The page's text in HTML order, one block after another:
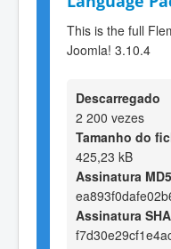
This is the full
Joomla! 3.10.4
Descarregado
2 200 vezes
Tamanho do
425,23 kB
Assinatura MD5
Assinatura